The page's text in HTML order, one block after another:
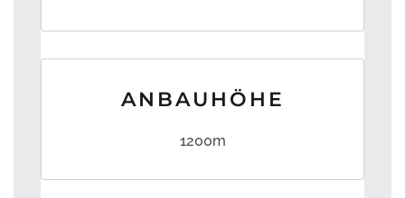
ANBAUHÖHE
1200m